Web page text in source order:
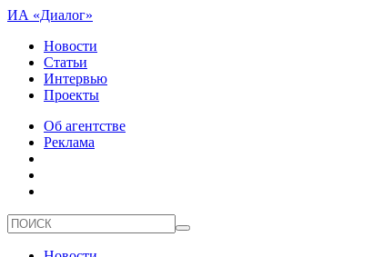
ИА «Диалог»
Новости
Статьи
Интервью
Проекты
Об агентстве
Реклама